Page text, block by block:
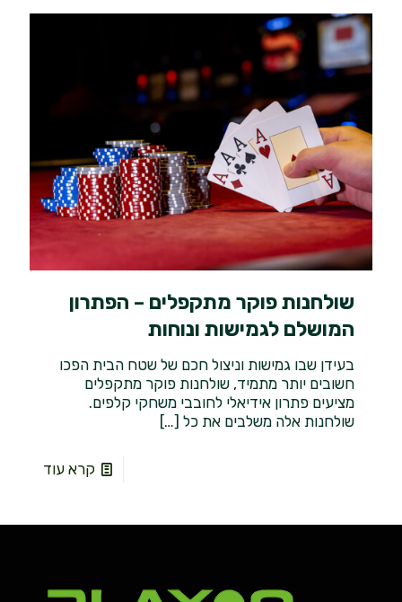
שולחנות פוקר מתקפלים – הפתרון
המושלם לגמישות ונוחות
בעידן שבו גמישות וניצול חכם של שטח הבית הפכו
חשובים יותר מתמיד, שולחנות פוקר מתקפלים
מציעים פתרון אידיאלי לחובבי משחקי קלפים.
שולחנות אלה משלבים את כל […]
קרא עוד